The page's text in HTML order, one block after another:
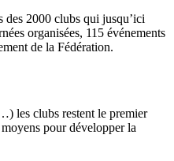
des 2000 clubs qui jusqu’ici
organisées, 115 événements
de la Fédération.
les clubs restent le premier
pour développer la